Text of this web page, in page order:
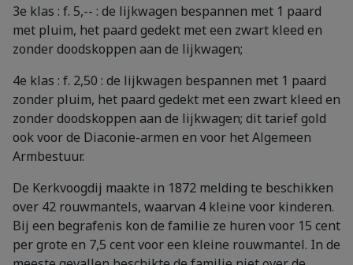
3e klas : f. 5,-- : de lijkwagen bespannen met 1 paard
met pluim, het paard gedekt met een zwart kleed en
zonder doodskoppen aan de lijkwagen;
4e klas : f. 2,50 : de lijkwagen bespannen met 1 paard
zonder pluim, het paard gedekt met een zwart kleed en
zonder doodskoppen aan de lijkwagen; dit tarief gold
ook voor de Diaconie-armen en voor het Algemeen
Armbestuur.
De Kerkvoogdij maakte in 1872 melding te beschikken
over 42 rouwmantels, waarvan 4 kleine voor kinderen.
Bij een begrafenis kon de familie ze huren voor 15 cent
per grote en 7,5 cent voor een kleine rouwmantel. In de